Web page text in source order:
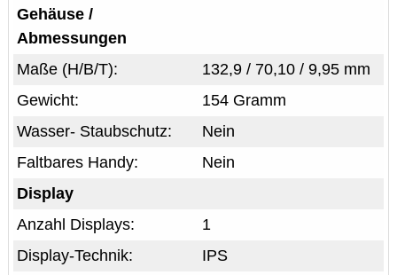
Gehäuse /
Abmessungen
132,9 / 70,10 / 9,95 mm
Maße (H/B/T):
154 Gramm
Gewicht:
Nein
Wasser- Staubschutz:
Nein
Faltbares Handy:
Display
1
Anzahl Displays:
IPS
Display-Technik: